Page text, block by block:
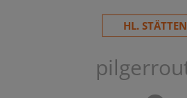
HL. STÄTTEN